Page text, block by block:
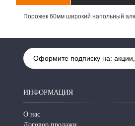
Порожек 60мм широкий напольный
Оформите подписку на: акции,
ИНФОРМАЦИЯ
О нас
Договор продажи